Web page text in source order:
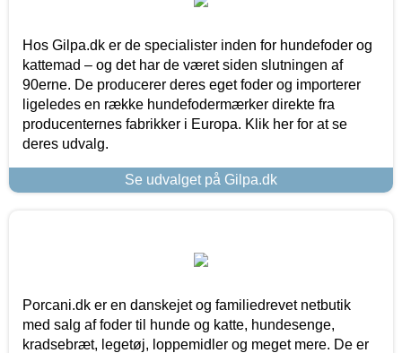
Hos Gilpa.dk er de specialister inden for hundefoder og
kattemad – og det har de været siden slutningen af
90erne. De producerer deres eget foder og importerer
ligeledes en række hundefodermærker direkte fra
producenternes fabrikker i Europa. Klik her for at se
deres udvalg.
Se udvalget på Gilpa.dk
Porcani.dk er en danskejet og familiedrevet netbutik
med salg af foder til hunde og katte, hundesenge,
kradsebræt, legetøj, loppemidler og meget mere. De er